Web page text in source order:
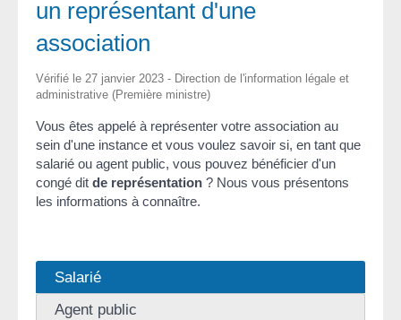
un représentant d'une
association
Vérifié le 27 janvier 2023 - Direction de l'information légale et
administrative (Première ministre)
Vous êtes appelé à représenter votre association au
sein d'une instance et vous voulez savoir si, en tant que
salarié ou agent public, vous pouvez bénéficier d'un
congé dit de représentation ? Nous vous présentons
les informations à connaître.
Salarié
Agent public